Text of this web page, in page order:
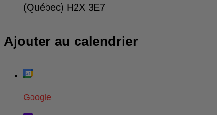
(Québec) H2X 3E7
Ajouter au calendrier
Google